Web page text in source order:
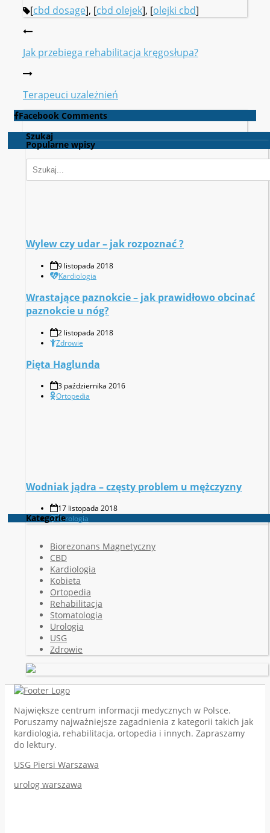
[cbd dosage], [cbd olejek], [olejki cbd]
Jak przebiega rehabilitacja kręgosłupa?
Terapeuci uzależnień
Facebook Comments
Szukaj
Popularne wpisy
Wylew czy udar – jak rozpoznać ?
9 listopada 2018
Kardiologia
Wrastające paznokcie – jak prawidłowo obcinać
paznokcie u nóg?
2 listopada 2018
Zdrowie
Pięta Haglunda
3 października 2016
Ortopedia
Wodniak jądra – częsty problem u mężczyzny
17 listopada 2018
Urologia
Kategorie
Biorezonans Magnetyczny
CBD
Kardiologia
Kobieta
Ortopedia
Rehabilitacja
Stomatologia
Urologia
USG
Zdrowie
Największe centrum informacji medycznych w Polsce.
Poruszamy najważniejsze zagadnienia z kategorii takich jak
kardiologia, rehabilitacja, ortopedia i innych. Zapraszamy
do lektury.
USG Piersi Warszawa
urolog warszawa